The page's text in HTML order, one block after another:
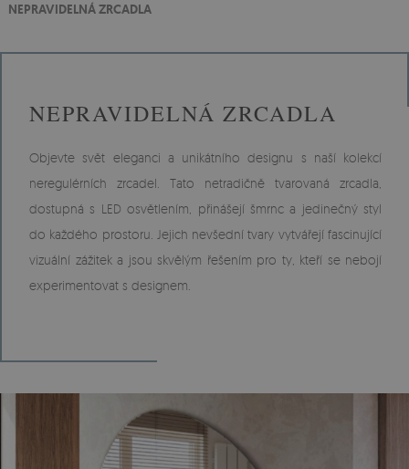
NEPRAVIDELNÁ ZRCADLA
NEPRAVIDELNÁ ZRCADLA
Objevte svět eleganci a unikátního designu s naší kolekcí
neregulérních zrcadel. Tato netradičně tvarovaná zrcadla,
dostupná s LED osvětlením, přinášejí šmrnc a jedinečný styl
do každého prostoru. Jejich nevšední tvary vytvářejí fascinující
vizuální zážitek a jsou skvělým řešením pro ty, kteří se nebojí
experimentovat s designem.